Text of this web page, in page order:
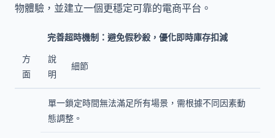
物體驗，並建立一個更穩定可靠的電商平台。
完善超時機制：避免假秒殺，優化即時庫存扣減
方
面
說
明
細節
單一鎖定時間無法滿足所有場景，需根據不同因素動
態調整。